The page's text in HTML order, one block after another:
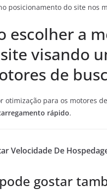
posicionamento do site nos
escolher a
visando
de
otimização para os motores
rápido.
Velocidade De
gostar